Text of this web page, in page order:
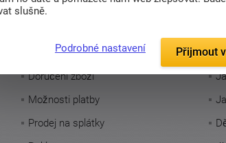
Pro zákazníky
Doručení zboží
Možnosti platby
Prodej na splátky
slušně.
Podrobné nastavení Přijmout